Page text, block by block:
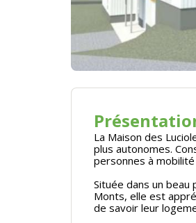
La Maison des
plus autonomes.
personnes à
Située dans un
Monts, elle est
de savoir leur